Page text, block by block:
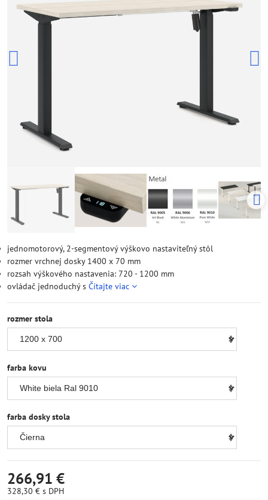
jednomotorový, 2-segmentový výškovo nastaviteľný stôl
rozmer vrchnej dosky 1400 x 70 mm
rozsah výškového nastavenia: 720 - 1200 mm
ovládač jednoduchý s Čítajte viac
rozmer stola
farba kovu
farba dosky stola
266,91 €
328,30 € s DPH